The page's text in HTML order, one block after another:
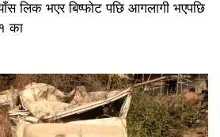
लिक भएर बिष्फोट पछि आगलागी भएपछि
का